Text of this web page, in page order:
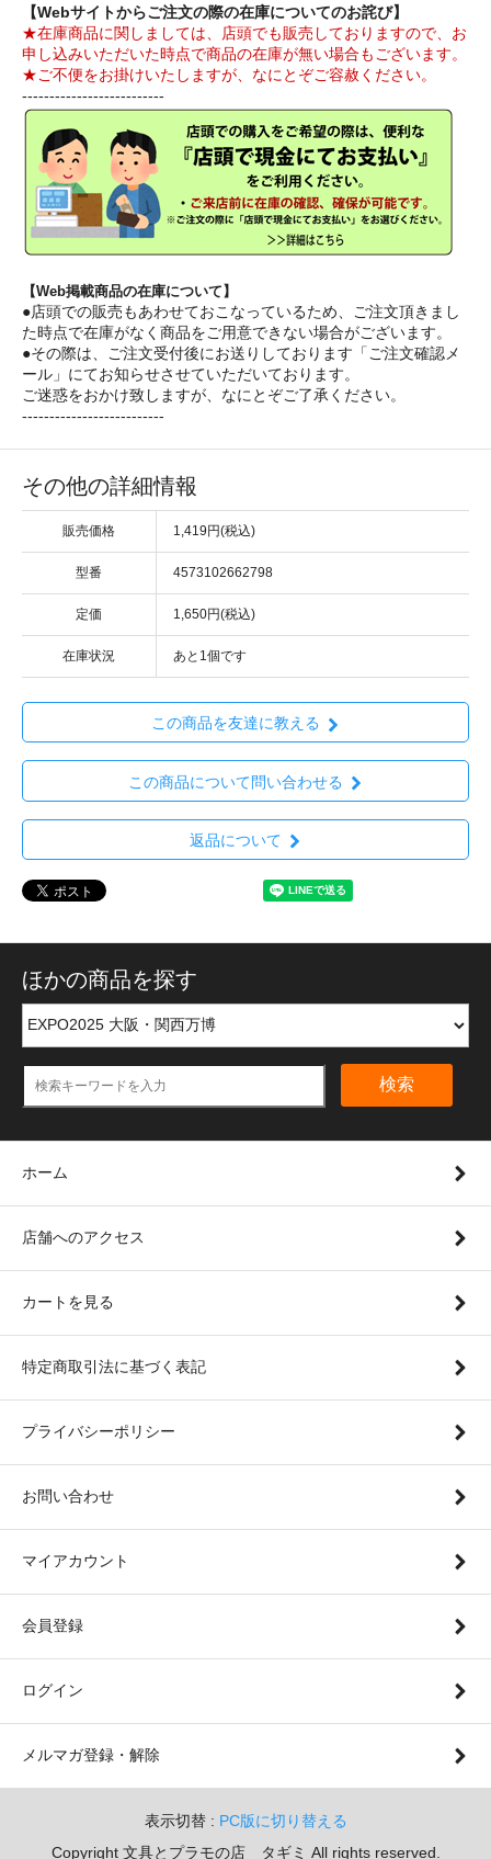
【Webサイトからご注文の際の在庫についてのお詫び】
★在庫商品に関しましては、店頭でも販売しておりますので、お
申し込みいただいた時点で商品の在庫が無い場合もございます。
★ご不便をお掛けいたしますが、なにとぞご容赦ください。
--------------------------
【Web掲載商品の在庫について】
●店頭での販売もあわせておこなっているため、ご注文頂きまし
た時点で在庫がなく商品をご用意できない場合がございます。
●その際は、ご注文受付後にお送りしております「ご注文確認メ
ール」にてお知らせさせていただいております。
ご迷惑をおかけ致しますが、なにとぞご了承ください。
--------------------------
その他の詳細情報
販売価格 1,419円(税込)
型番 4573102662798
定価 1,650円(税込)
在庫状況 あと1個です
この商品を友達に教える
この商品について問い合わせる
返品について
ほかの商品を探す
検索
ホーム
店舗へのアクセス
カートを見る
特定商取引法に基づく表記
プライバシーポリシー
お問い合わせ
マイアカウント
会員登録
ログイン
メルマガ登録・解除
表示切替 : PC版に切り替える
Copyright 文具とプラモの店 タギミ All rights reserved.